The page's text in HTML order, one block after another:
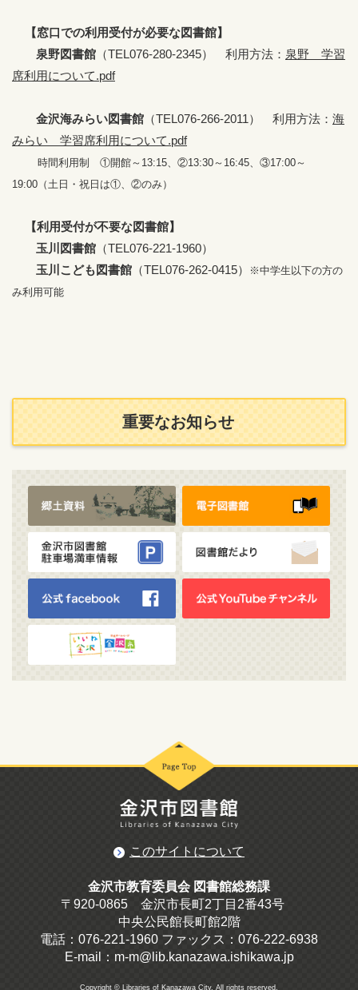
【窓口での利用受付が必要な図書館】
泉野図書館 （TEL076-280-2345） 利用方法： 泉野 学習
席利用について.pdf
金沢海みらい図書館 （TEL076-266-2011） 利用方法： 海
みらい 学習席利用について.pdf
時間利用制 ①開館～13:15、②13:30～16:45、③17:00～
19:00 （土日・祝日は①、②のみ）
【利用受付が不要な図書館】
玉川図書館 （TEL076-221-1960）
玉川こども図書館 （TEL076-262-0415）
※中学生以下の方の
み利用可能
重要なお知らせ
このサイトについて
金沢市教育委員会 図書館総務課
〒920-0865 金沢市長町2丁目2番43号
中央公民館長町館2階
電話：076-221-1960 ファックス：076-222-6938
E-mail：m-m@lib.kanazawa.ishikawa.jp
Copyright © Libraries of Kanazawa City. All rights reserved.